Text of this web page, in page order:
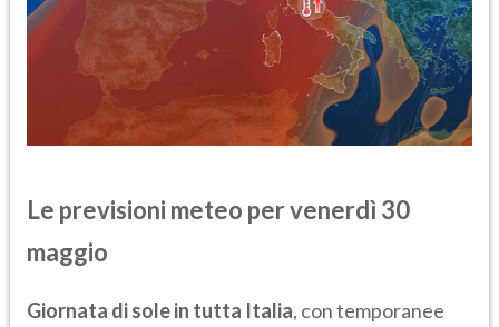
Le previsioni meteo per venerdì 30
maggio
Giornata di sole in tutta Italia, con temporanee